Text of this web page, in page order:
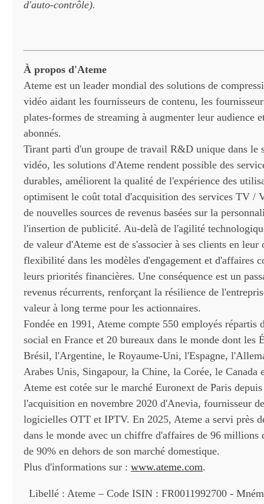
d'auto-contrôle).
À propos d'Ateme
Ateme est un leader mondial des solutions de
vidéo aidant les fournisseurs de contenu, les
plates-formes de streaming à augmenter leur audience
abonnés.
Tirant parti d'un groupe de travail R&D unique dans le
vidéo, les solutions d'Ateme rendent possible des
durables, améliorent la qualité de l'expérience des
optimisent le coût total d'acquisition des services TV /
de nouvelles sources de revenus basées sur la
l'insertion de publicité. Au-delà de l'agilité
de valeur d'Ateme est de s'associer à ses clients en leur
flexibilité dans les modèles d'engagement et d'affaires
leurs priorités financières. Une conséquence est un
revenus récurrents, renforçant la résilience de
valeur à long terme pour les actionnaires.
Fondée en 1991, Ateme compte 550 employés répartis
social en France et 20 bureaux dans le monde dont les
Brésil, l'Argentine, le Royaume-Uni, l'Espagne,
Arabes Unis, Singapour, la Chine, la Corée, le Canada
Ateme est cotée sur le marché Euronext de Paris
l'acquisition en novembre 2020 d'Anevia, fournisseur
logicielles OTT et IPTV. En 2025, Ateme a servi près
dans le monde avec un chiffre d'affaires de 96 millions
de 90% en dehors de son marché domestique.
Plus d'informations sur : www.ateme.com.
Libellé : Ateme – Code ISIN : FR0011992700 -